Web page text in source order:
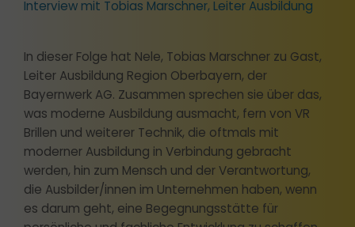
Über uns
Interview mit Tobias Marschner, Leiter Ausbildung
In dieser Folge hat Nele, Tobias Marschner zu Gast,
Leiter Ausbildung Region Oberbayern, der
Bayernwerk AG. Zusammen sprechen sie über das,
was moderne Ausbildung ausmacht, fern von VR
Brillen und weiterer Technik, die oftmals mit
moderner Ausbildung in Verbindung gebracht
werden, hin zum Mensch und der Verantwortung,
die Ausbilder/innen im Unternehmen haben, wenn
es darum geht, eine Begegnungsstätte für